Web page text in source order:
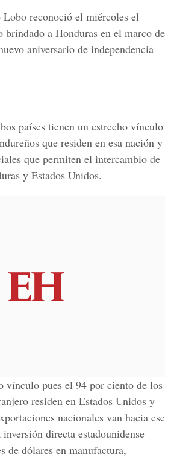
reconoció el miércoles el
brindado a Honduras en el marco de
aniversario de independencia
países tienen un estrecho vínculo
que residen en esa nación y
que permiten el intercambio de
y Estados Unidos.
vínculo pues el 94 por ciento de los
residen en Estados Unidos y
nacionales van hacia ese
directa estadounidense
de dólares en manufactura,